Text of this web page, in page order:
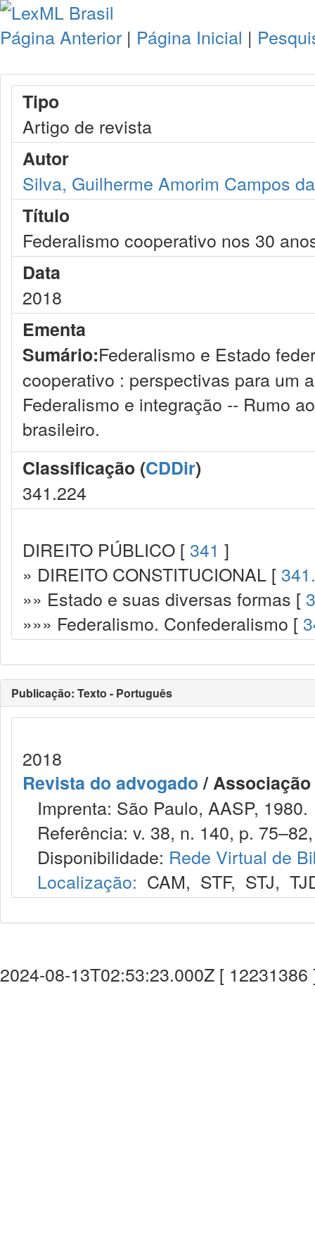
Página Anterior | Página Inicial |
Tipo
Artigo de revista
Autor
Silva, Guilherme Amorim Campos da
Título
Federalismo cooperativo nos 30
Data
2018
Ementa
Sumário:Federalismo e Estado
cooperativo : perspectivas para um
Federalismo e integração -- Rumo
brasileiro.
Classificação (CDDir)
341.224
DIREITO PÚBLICO [ 341 ]
» DIREITO CONSTITUCIONAL [
»» Estado e suas diversas formas [
»»» Federalismo. Confederalismo [
Publicação: Texto - Português
2018
Revista do advogado/
Imprenta: São Paulo, AASP, 1980.
Referência: v. 38, n. 140, p.
Disponibilidade: Rede Virtual de
Localização: CAM, STF, STJ,
2024-08-13T02:53:23.000Z [ 12231386